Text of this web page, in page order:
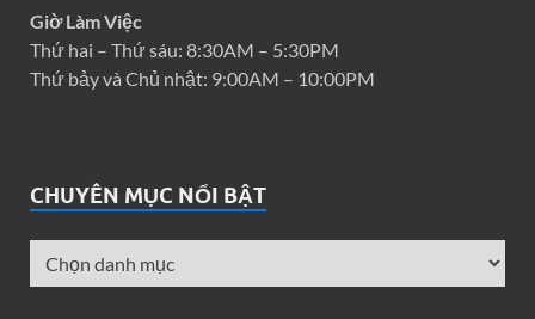
Giờ Làm Việc
Thứ hai – Thứ sáu: 8:30AM – 5:30PM
Thứ bảy và Chủ nhật: 9:00AM – 10:00PM
CHUYÊN MỤC NỔI BẬT